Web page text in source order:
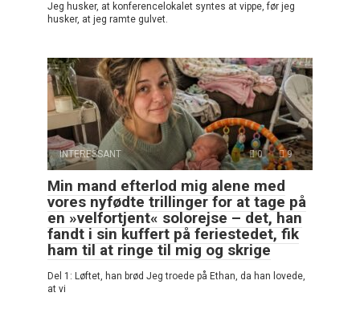
Jeg husker, at konferencelokalet syntes at vippe, før jeg
husker, at jeg ramte gulvet.
INTERESSANT 0 9
Min mand efterlod mig alene med
vores nyfødte trillinger for at tage på
en »velfortjent« solorejse – det, han
fandt i sin kuffert på feriestedet, fik
ham til at ringe til mig og skrige
Del 1: Løftet, han brød Jeg troede på Ethan, da han lovede,
at vi